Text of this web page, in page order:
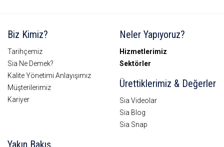
Biz Kimiz?
Tarihçemiz
Sia Ne Demek?
Kalite Yönetimi Anlayışımız
Müşterilerimiz
Kariyer
Neler Yapıyoruz?
Hizmetlerimiz
Sektörler
Ürettiklerimiz & Değerler
Sia Videolar
Sia Blog
Sia Snap
Yakın Bakış